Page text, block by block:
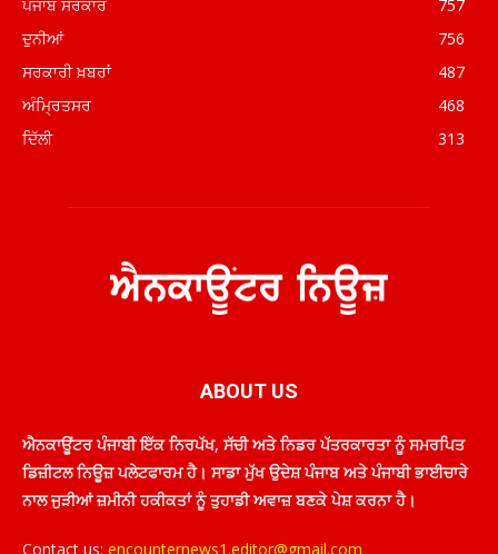
ਪੰਜਾਬ ਸਰਕਾਰ
757
ਦੁਨੀਆਂ
756
ਸਰਕਾਰੀ ਖ਼ਬਰਾਂ
487
ਅੰਮ੍ਰਿਤਸਰ
468
ਦਿੱਲੀ
313
ABOUT US
ਐਨਕਾਊਂਟਰ ਪੰਜਾਬੀ ਇੱਕ ਨਿਰਪੱਖ, ਸੱਚੀ ਅਤੇ ਨਿਡਰ ਪੱਤਰਕਾਰਤਾ ਨੂੰ ਸਮਰਪਿਤ
ਡਿਜ਼ੀਟਲ ਨਿਊਜ਼ ਪਲੇਟਫਾਰਮ ਹੈ। ਸਾਡਾ ਮੁੱਖ ਉਦੇਸ਼ ਪੰਜਾਬ ਅਤੇ ਪੰਜਾਬੀ ਭਾਈਚਾਰੇ
ਨਾਲ ਜੁੜੀਆਂ ਜ਼ਮੀਨੀ ਹਕੀਕਤਾਂ ਨੂੰ ਤੁਹਾਡੀ ਅਵਾਜ਼ ਬਣਕੇ ਪੇਸ਼ ਕਰਨਾ ਹੈ।
Contact us: encounternews1.editor@gmail.com